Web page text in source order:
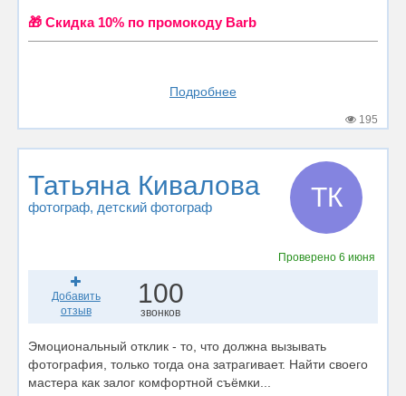
🎁 Cкидка 10% по промокоду Barb
Подробнее
195
Татьяна Кивалова
фотограф, детский фотограф ТК
Проверено 6 июня
Добавить
отзыв
100
звонков
Эмоциональный отклик - то, что должна вызывать
фотография, только тогда она затрагивает. Найти своего
мастера как залог комфортной съёмки...